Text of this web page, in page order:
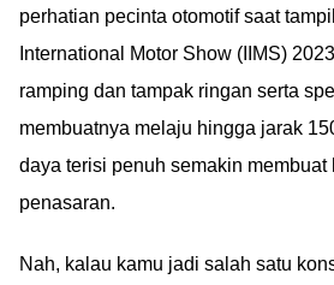
perhatian pecinta otomotif saat
International Motor Show (IIMS)
ramping dan tampak ringan serta
membuatnya melaju hingga jarak
daya terisi penuh semakin membuat
penasaran.
Nah, kalau kamu jadi salah satu